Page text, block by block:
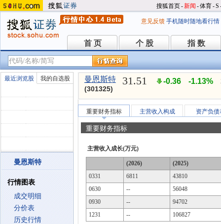
搜狐首页-新闻 -体育-S
意见反馈 手机随时随地看行情
首 页
首 页 个 股
个 股 指 数
指 数
最近浏览股 我的自选股
曼恩斯特
行情图表
成交明细
分价表
历史行情
曼恩斯特
(301325)
31.51 -0.36 -1.13%
重要财务指标 主营收入构成 资产负债
重要财务指标
主营收入成长(万元)
(2026)
(2025)
0331
6811
43810
0630
--
56048
0930
--
94702
1231
-- 106827